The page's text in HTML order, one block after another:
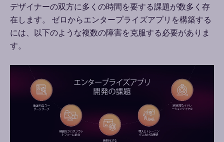
デザイナーの双方に多くの時間を要する課題が数多く存
在します。
ゼロからエンタープライズアプリを構築する
には、以下のような複数の障害を克服する必要がありま
す。